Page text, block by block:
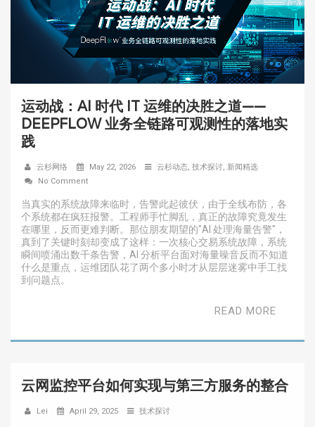
运动战：AI 时代 IT 运维的决胜之道——
DEEPFLOW 业务全链路可观测性的落地实
践
云杉网络 May 22, 2026 云杉动态 技术探讨 新闻精选
No Comment
当真实的系统故障来临时，告警此起彼伏，由于全线布防，各
个系统都在疯狂报警。工程师手忙脚乱，真正的故障究竟发生
在哪里，反而更难判断。那位朋友期望的"AI 处理海量告警"，
真到了关键时刻却变成了这样：一次核心交易系统故障，系统
瞬间喷涌出数千条告警，AI 分析平台面对海量噪音反而不知道
什么是重点，运维团队花了两个多小时才从层层迷雾中手工找
到问题点。
READ MORE
云网监控平台如何实现与第三方服务的整合
Lei April 29, 2025 技术探讨